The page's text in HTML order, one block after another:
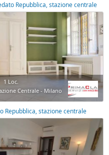
Repubblica, stazione centrale
1 Loc.
Centrale - Milano
Repubblica, stazione centrale